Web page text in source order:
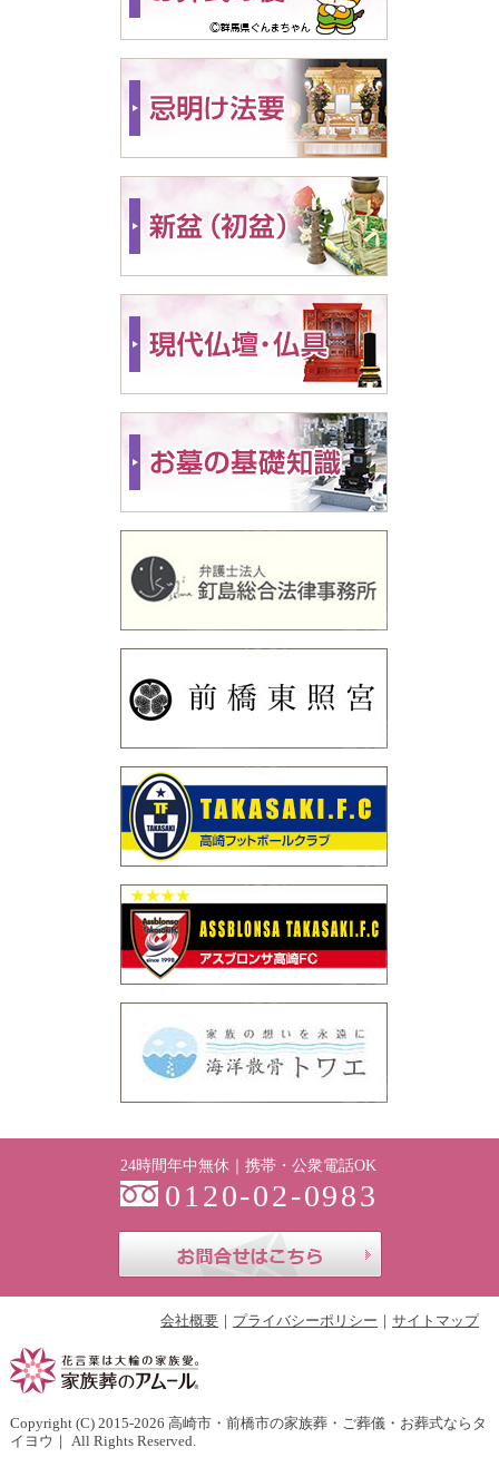
24時間年中無休｜携帯・公衆電話OK
0120-02-0983
会社概要 プライバシーポリシー サイトマップ
Copyright (C) 2015-2026 高崎市・前橋市の家族葬・ご葬儀・お葬式ならタ
イヨウ ｜ All Rights Reserved.